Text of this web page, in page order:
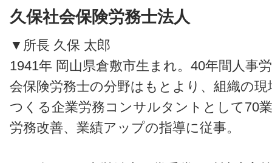
久保社会保険労務士法人
▼所長 久保 太郎
1941年 岡山県倉敷市生まれ。40年間人事
会保険労務士の分野はもとより、組織の
つくる企業労務コンサルタントとして70
労務改善、業績アップの指導に従事。